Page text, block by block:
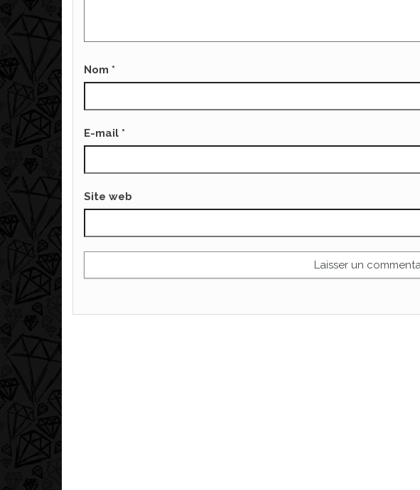
Nom *
E-mail *
Site web